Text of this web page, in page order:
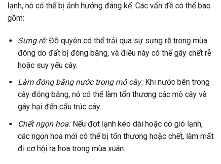
lạnh, nó có thể bị ảnh hưởng đáng kể. Các vấn đề có thể bao
gồm:
Sưng rễ:Đỗ quyên có thể trải qua sự sưng rễ trong mùa
đông do đất bị đóng băng, và điều này có thể gây chết rễ
hoặc suy yếu cây.
Làm đóng băng nước trong mô cây:Khi nước bên trong
cây đóng băng, nó có thể làm tổn thương các mô cây và
gây hại đến cấu trúc cây.
Chết ngọn hoa:Nếu đợt lạnh kéo dài hoặc có gió lạnh,
các ngọn hoa mới có thể bị tổn thương hoặc chết, làm mất
đi cơ hội ra hoa trong mùa xuân.